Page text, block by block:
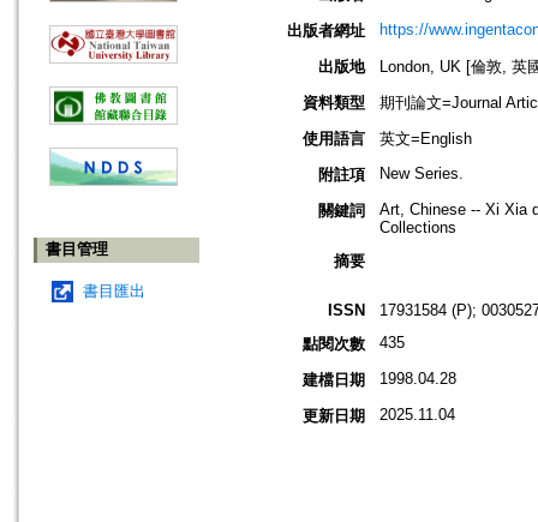
書目管理
書目匯出
出版者網址 https://
出版地
London, UK [倫敦, 英
資料類型
期刊論文=Journal
使用語言
英文=English
附註項
New Series.
關鍵詞
Art, Chinese -- Xi Xia
Collections
摘要
ISSN
17931584 (P);
點閱次數
435
建檔日期 1998.04.28
更新日期 2025.11.04